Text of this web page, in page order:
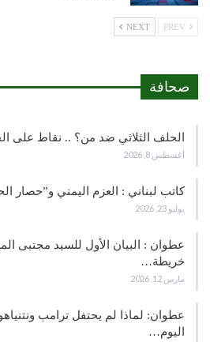
NEXT
صحافة
الحلف الثلاثي ضد من؟ .. نقاط على
أغسطس 8, 2026
كاتب لبناني : العزم اليمني و”حصار
يوليو 23, 2026
عطوان : البيان الأول للسيد مجتبى
خريطة…
مارس 12, 2026
عطوان: لماذا لم يحتفل ترامب
اليوم…